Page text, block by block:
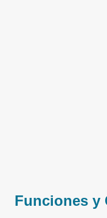
Funciones y